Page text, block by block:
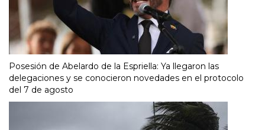
Posesión de Abelardo de la Espriella: Ya llegaron las
delegaciones y se conocieron novedades en el protocolo
del 7 de agosto